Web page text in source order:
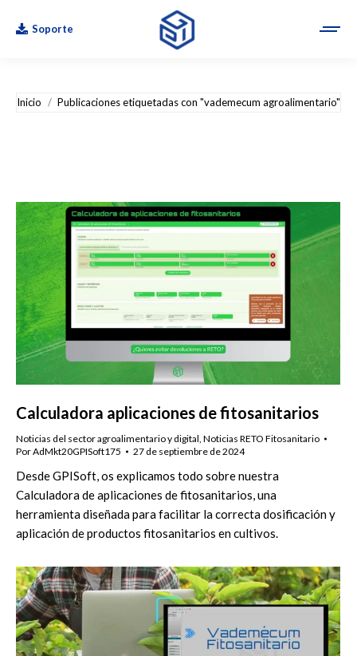
Soporte
Inicio Publicaciones etiquetadas con "vademecum agroalimentario"
Calculadora aplicaciones de fitosanitarios
Noticias del sector agroalimentario y digital, Noticias RETO Fitosanitario
PorAdMkt20GPISoft175 27 de septiembre de 2024
Desde GPISoft, os explicamos todo sobre nuestra
Calculadora de aplicaciones de fitosanitarios, una
herramienta diseñada para facilitar la correcta dosificación y
aplicación de productos fitosanitarios en cultivos.